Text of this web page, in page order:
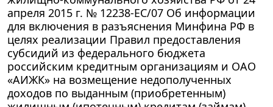
апреля 2015 г. № 12238-ЕС/07 Об информации
для включения в разъяснения Минфина РФ в
целях реализации Правил предоставления
субсидий из федерального бюджета
российским кредитным организациям и ОАО
«АИЖК» на возмещение недополученных
доходов по выданным (приобретенным)